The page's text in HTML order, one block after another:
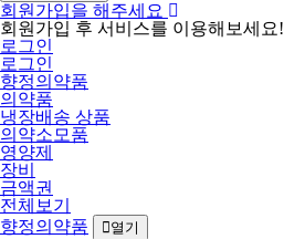
회원가입을 해주세요
회원가입 후 서비스를 이용해보세요!
로그인
로그인
향정의약품
의약품
냉장배송 상품
의약소모품
영양제
장비
금액권
전체보기
향정의약품
열기